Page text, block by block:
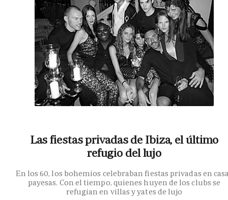
Las fiestas privadas de Ibiza, el último
refugio del lujo
En los 60, los bohemios celebraban fiestas privadas en
payesas. Con el tiempo, quienes huyen de los clubs se
refugian en villas y yates de lujo